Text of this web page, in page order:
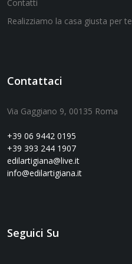
Contatti
Realizziamo la casa giusta per te
Contattaci
Via Gaggiano 9, 00135 Roma
+39 06 9442 0195
+39 393 244 1907
edilartigiana@live.it
info@edilartigiana.it
Seguici Su